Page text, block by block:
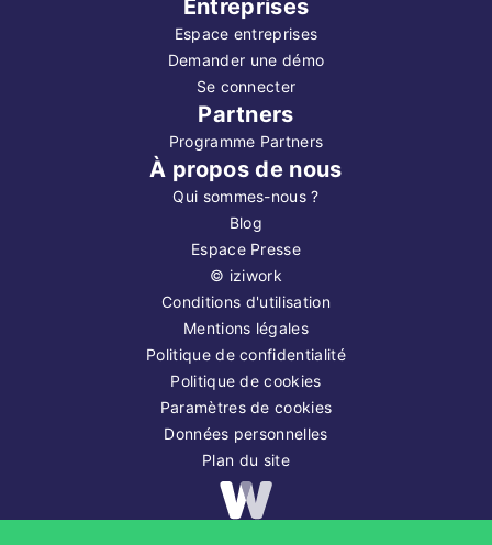
Entreprises
Espace entreprises
Demander une démo
Se connecter
Partners
Programme Partners
À propos de nous
Qui sommes-nous ?
Blog
Espace Presse
© iziwork
Conditions d'utilisation
Mentions légales
Politique de confidentialité
Politique de cookies
Paramètres de cookies
Données personnelles
Plan du site